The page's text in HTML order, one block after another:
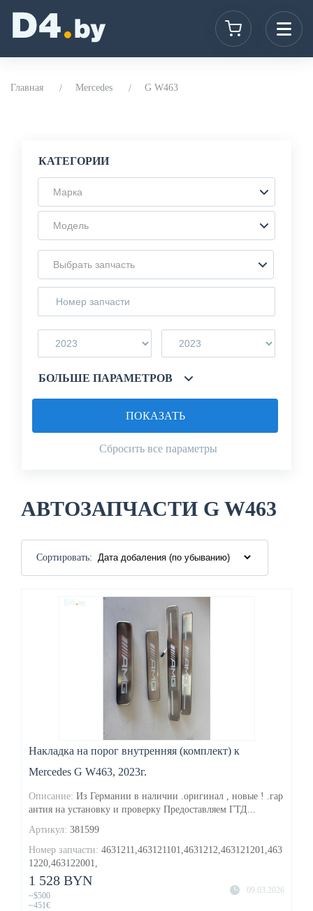
Главная Mercedes G W463
КАТЕГОРИИ
Марка
Модель
Выбрать запчасть
БОЛЬШЕ ПАРАМЕТРОВ
Сбросить все параметры
ПОКАЗАТЬ
АВТОЗАПЧАСТИ G W463
Сортировать:
Накладка на порог внутренняя (комплект) к
Mercedes G W463, 2023г.
Описание: Из Германии в наличии .оригинал , новые ! .гар
антия на установку и проверку Предоставляем ГТД...
Артикул: 381599
Номер запчасти: 4631211,463121101,4631212,463121201,463
1220,463122001,
09.03.2026
1 528 BYN
~$500
~451€